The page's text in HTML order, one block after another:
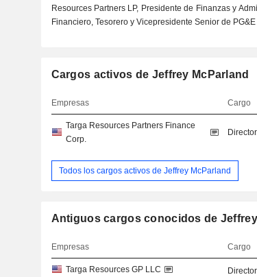
Resources Partners LP, Presidente de Finanzas y
Financiero, Tesorero y Vicepresidente Senior de
Cargos activos de Jeffrey McParland
Empresas Cargo
Targa Resources Partners Finance
Corp.
Todos los cargos activos de Jeffrey McParland
Antiguos cargos conocidos de
Empresas Cargo
Targa Resources GP LLC